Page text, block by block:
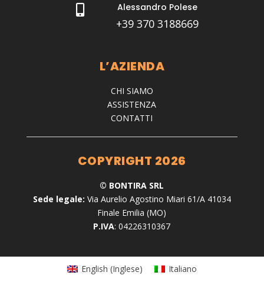
 Alessandro Polese
+39 370 3188669
L’AZIENDA
CHI SIAMO
ASSISTENZA
CONTATTI
COPYRIGHT 2026
© BONTIRA SRL
Sede legale: Via Aurelio Agostino Miari 61/A 41034
Finale Emilia (MO)
P.IVA: 04226310367
English (Inglese) Italiano